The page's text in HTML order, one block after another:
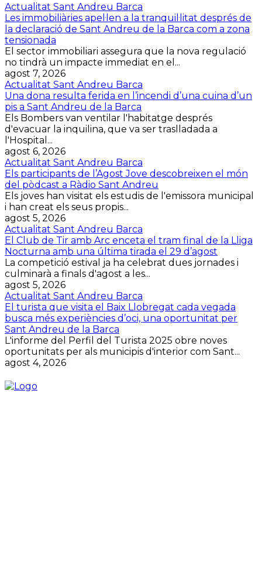
Actualitat Sant Andreu Barca
Les immobiliàries apel·len a la tranquil·litat després de
la declaració de Sant Andreu de la Barca com a zona
tensionada
El sector immobiliari assegura que la nova regulació
no tindrà un impacte immediat en el...
agost 7, 2026
Actualitat Sant Andreu Barca
Una dona resulta ferida en l’incendi d’una cuina d’un
pis a Sant Andreu de la Barca
Els Bombers van ventilar l'habitatge després
d'evacuar la inquilina, que va ser traslladada a
l'Hospital...
agost 6, 2026
Actualitat Sant Andreu Barca
Els participants de l’Agost Jove descobreixen el món
del pòdcast a Ràdio Sant Andreu
Els joves han visitat els estudis de l'emissora municipal
i han creat els seus propis...
agost 5, 2026
Actualitat Sant Andreu Barca
El Club de Tir amb Arc enceta el tram final de la Lliga
Nocturna amb una última tirada el 29 d’agost
La competició estival ja ha celebrat dues jornades i
culminarà a finals d'agost a les...
agost 5, 2026
Actualitat Sant Andreu Barca
El turista que visita el Baix Llobregat cada vegada
busca més experiències d’oci, una oportunitat per
Sant Andreu de la Barca
L'informe del Perfil del Turista 2025 obre noves
oportunitats per als municipis d'interior com Sant...
agost 4, 2026